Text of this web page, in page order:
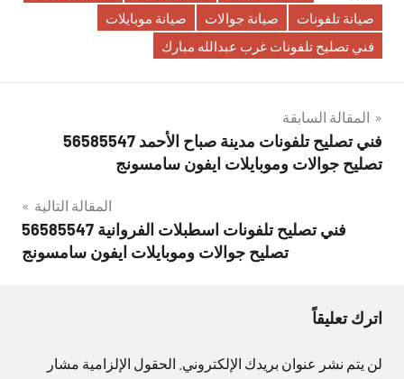
صيانة تلفونات
صيانة جوالات
صيانة موبايلات
فني تصليح تلفونات غرب عبدالله مبارك
تصفّح
المقالات
المقالة السابقة
فني تصليح تلفونات مدينة صباح الأحمد 56585547
تصليح جوالات وموبايلات ايفون سامسونج
المقالة التالية
فني تصليح تلفونات اسطبلات الفروانية 56585547
تصليح جوالات وموبايلات ايفون سامسونج
اترك تعليقاً
لن يتم نشر عنوان بريدك الإلكتروني. الحقول الإلزامية مشار